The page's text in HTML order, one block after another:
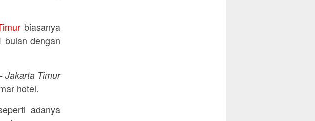
biasanya
bulan dengan
Jakarta Timur
hotel.
adanya